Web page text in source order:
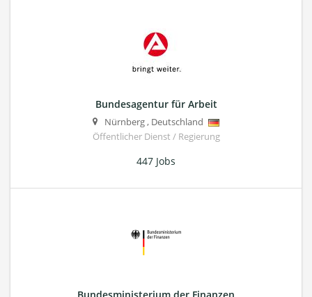
Bundesagentur für Arbeit
Nürnberg, Deutschland
Öffentlicher Dienst / Regierung
447 Jobs